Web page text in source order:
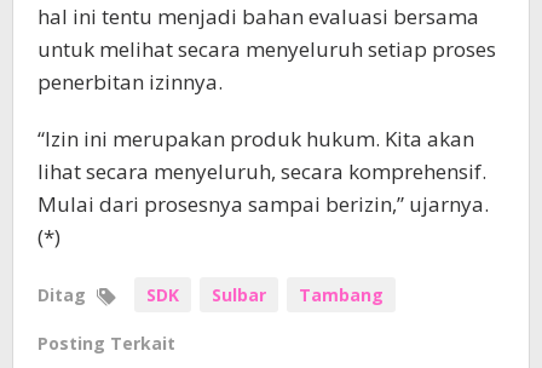
hal ini tentu menjadi bahan evaluasi bersama
untuk melihat secara menyeluruh setiap proses
penerbitan izinnya.
“Izin ini merupakan produk hukum. Kita akan
lihat secara menyeluruh, secara komprehensif.
Mulai dari prosesnya sampai berizin,” ujarnya.
(*)
Ditag SDK Sulbar Tambang
Posting Terkait